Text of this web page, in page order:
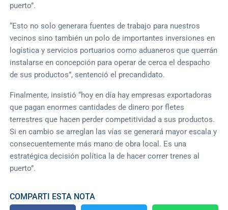
puerto”.
“Esto no solo generara fuentes de trabajo para nuestros
vecinos sino también un polo de importantes inversiones en
logística y servicios portuarios como aduaneros que querrán
instalarse en concepción para operar de cerca el despacho
de sus productos”, sentenció el precandidato.
Finalmente, insistió “hoy en día hay empresas exportadoras
que pagan enormes cantidades de dinero por fletes
terrestres que hacen perder competitividad a sus productos.
Si en cambio se arreglan las vías se generará mayor escala y
consecuentemente más mano de obra local. Es una
estratégica decisión política la de hacer correr trenes al
puerto”.
COMPARTI ESTA NOTA